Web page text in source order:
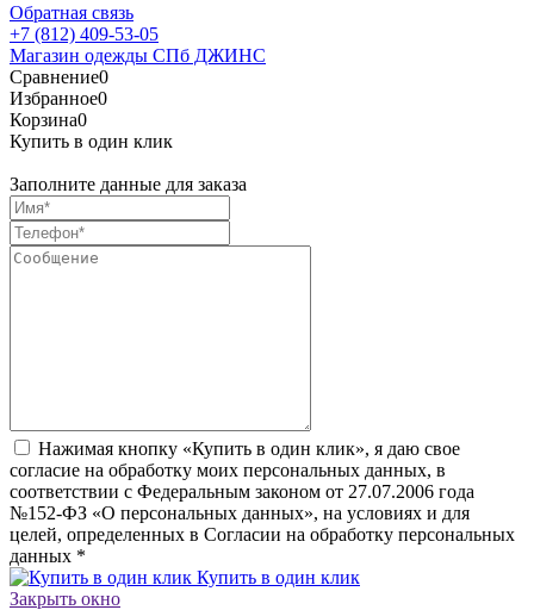
Обратная связь
+7 (812) 409-53-05
Магазин одежды СПб ДЖИНС
Сравнение0
Избранное0
Корзина0
Купить в один клик
Заполните данные для заказа
Нажимая кнопку «Купить в один клик», я даю свое
согласие на обработку моих персональных данных, в
соответствии с Федеральным законом от 27.07.2006 года
№152-ФЗ «О персональных данных», на условиях и для
целей, определенных в Согласии на обработку персональных
данных *
Купить в один клик
Закрыть окно